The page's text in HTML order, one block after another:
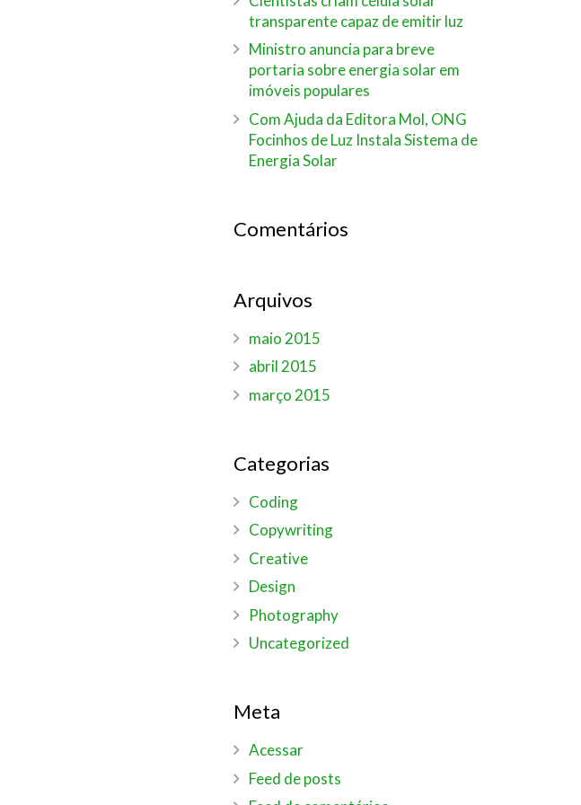
transparente capaz de emitir luz
Ministro anuncia para breve
portaria sobre energia solar em
imóveis populares
Com Ajuda da Editora Mol, ONG
Focinhos de Luz Instala Sistema de
Energia Solar
Comentários
Arquivos
maio 2015
abril 2015
março 2015
Categorias
Coding
Copywriting
Creative
Design
Photography
Uncategorized
Meta
Acessar
Feed de posts